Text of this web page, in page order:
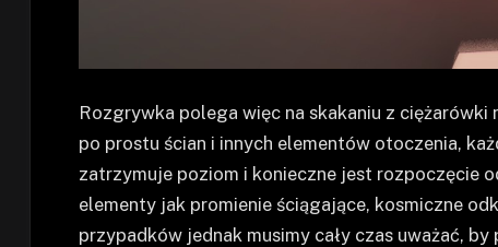
Rozgrywka polega więc na skakaniu z
po prostu ścian i innych elementów otoczenia,
zatrzymuje poziom i konieczne jest rozpoczęcie
elementy jak promienie ściągające, kosmiczne
przypadków jednak musimy cały czas uważać,